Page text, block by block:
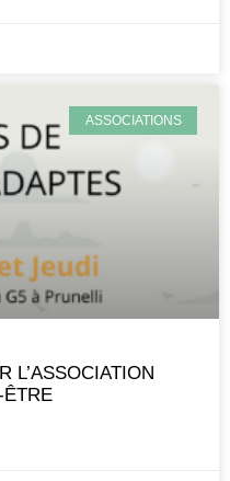
ASSOCIATIONS
L’ASSOCIATION